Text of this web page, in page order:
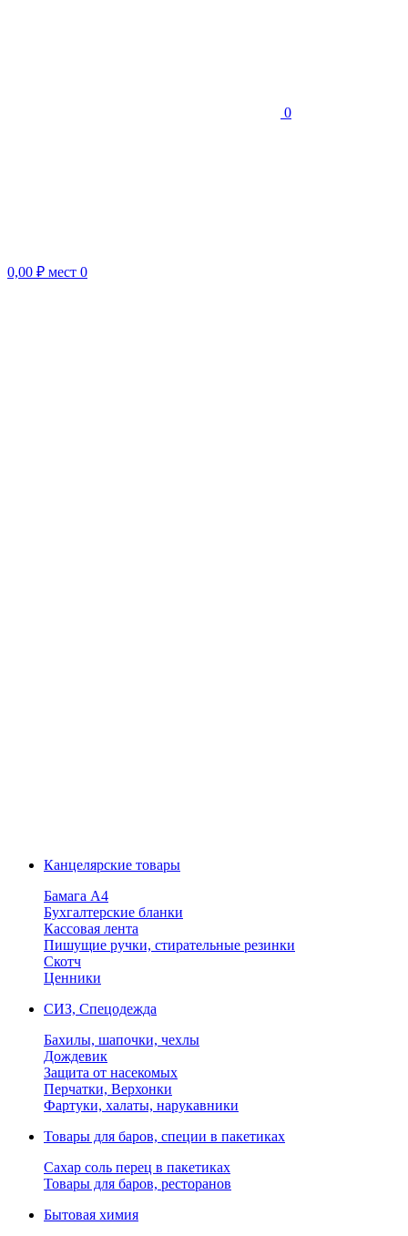
0
0,00 ₽ мест 0
Канцелярские товары
Бамага А4
Бухгалтерские бланки
Кассовая лента
Пишущие ручки, стирательные резинки
Скотч
Ценники
СИЗ, Спецодежда
Бахилы, шапочки, чехлы
Дождевик
Защита от насекомых
Перчатки, Верхонки
Фартуки, халаты, нарукавники
Товары для баров, специи в пакетиках
Сахар соль перец в пакетиках
Товары для баров, ресторанов
Бытовая химия